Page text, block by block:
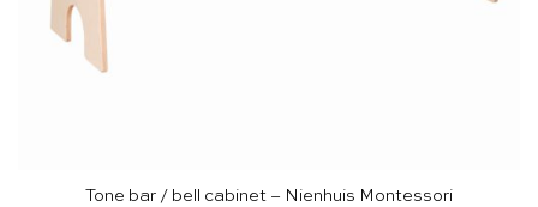
Tone bar / bell cabinet – Nienhuis Montessori